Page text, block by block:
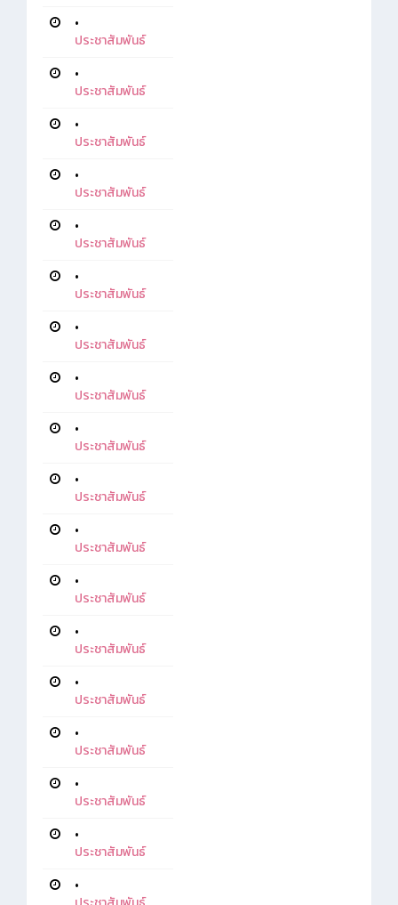
•
ประชาสัมพันธ์
•
ประชาสัมพันธ์
•
ประชาสัมพันธ์
•
ประชาสัมพันธ์
•
ประชาสัมพันธ์
•
ประชาสัมพันธ์
•
ประชาสัมพันธ์
•
ประชาสัมพันธ์
•
ประชาสัมพันธ์
•
ประชาสัมพันธ์
•
ประชาสัมพันธ์
•
ประชาสัมพันธ์
•
ประชาสัมพันธ์
•
ประชาสัมพันธ์
•
ประชาสัมพันธ์
•
ประชาสัมพันธ์
•
ประชาสัมพันธ์
•